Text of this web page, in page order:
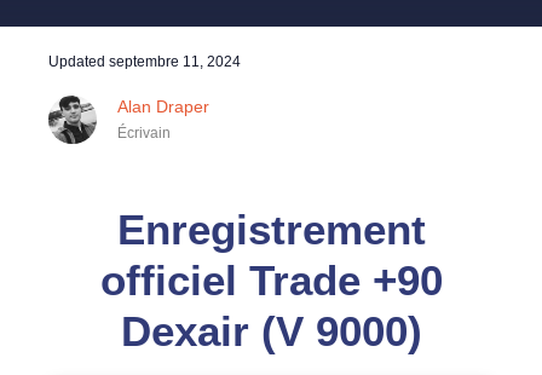
Updated septembre 11, 2024
Alan Draper
Écrivain
Enregistrement
officiel Trade +90
Dexair (V 9000)